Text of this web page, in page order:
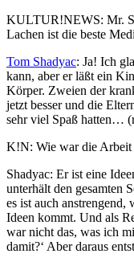
KULTUR!NEWS: Mr.
Lachen ist die beste
Tom Shadyac: Ja! Ich
kann, aber er läßt ein
Körper. Zweien der
jetzt besser und die
sehr viel Spaß hatten…
K!N: Wie war die
Shadyac: Er ist eine
unterhält den gesamten
es ist auch anstrengend,
Ideen kommt. Und als
war nicht das, was ich
damit?‘ Aber daraus